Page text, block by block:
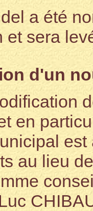
a été
et sera
d'un
en
au lieu